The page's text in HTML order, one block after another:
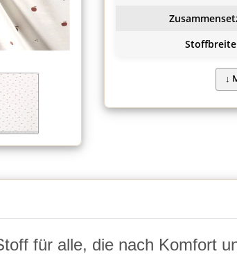
Stoffbreite
für alle, die nach Komfort